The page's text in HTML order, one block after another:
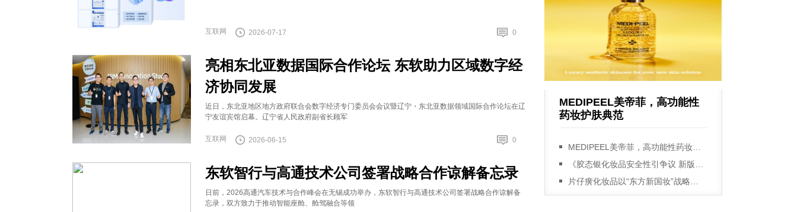
0
互联网 2026-07-17
亮相东北亚数据国际合作论坛 东软助力区域数字经
济协同发展
近日，东北亚地区地方政府联合会数字经济专门委员会会议暨辽宁・东北亚数据领域国际合作论坛在辽
宁友谊宾馆启幕。辽宁省人民政府副省长顾军
0
互联网 2026-06-15
东软智行与高通技术公司签署战略合作谅解备忘录
日前，2026高通汽车技术与合作峰会在无锡成功举办，东软智行与高通技术公司签署战略合作谅解备
忘录，双方致力于推动智能座舱、舱驾融合等领
MEDIPEEL美帝菲，高功能性
药妆护肤典范